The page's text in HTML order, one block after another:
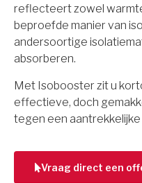
reflecteert zowel
beproefde manier van
andersoortige
absorberen.
Met Isobooster zit u
effectieve, doch
tegen een aantrekkelijke
Vraag direct een